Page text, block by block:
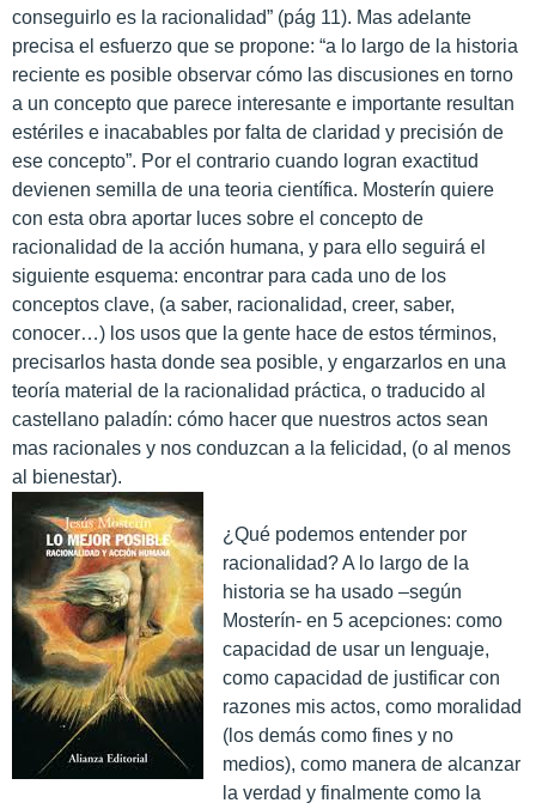
conseguirlo es la racionalidad” (pág 11). Mas adelante
precisa el esfuerzo que se propone: “a lo largo de la historia
reciente es posible observar cómo las discusiones en torno
a un concepto que parece interesante e importante resultan
estériles e inacabables por falta de claridad y precisión de
ese concepto”. Por el contrario cuando logran exactitud
devienen semilla de una teoria científica. Mosterín quiere
con esta obra aportar luces sobre el concepto de
racionalidad de la acción humana, y para ello seguirá el
siguiente esquema: encontrar para cada uno de los
conceptos clave, (a saber, racionalidad, creer, saber,
conocer…) los usos que la gente hace de estos términos,
precisarlos hasta donde sea posible, y engarzarlos en una
teoría material de la racionalidad práctica, o traducido al
castellano paladín: cómo hacer que nuestros actos sean
mas racionales y nos conduzcan a la felicidad, (o al menos
al bienestar).
¿Qué podemos entender por
racionalidad? A lo largo de la
historia se ha usado –según
Mosterín- en 5 acepciones: como
capacidad de usar un lenguaje,
como capacidad de justificar con
razones mis actos, como moralidad
(los demás como fines y no
medios), como manera de alcanzar
la verdad y finalmente como la